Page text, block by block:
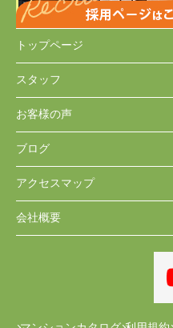
トップページ
スタッフ
お客様の声
ブログ
アクセスマップ
会社概要